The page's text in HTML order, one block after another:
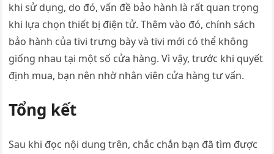
khi sử dụng, do đó, vấn đề bảo hành là rất quan trọng
khi lựa chọn thiết bị điện tử. Thêm vào đó, chính sách
bảo hành của tivi trưng bày và tivi mới có thể không
giống nhau tại một số cửa hàng. Vì vậy, trước khi quyết
định mua, bạn nên nhờ nhân viên cửa hàng tư vấn.
Tổng kết
Sau khi đọc nội dung trên, chắc chắn bạn đã tìm được